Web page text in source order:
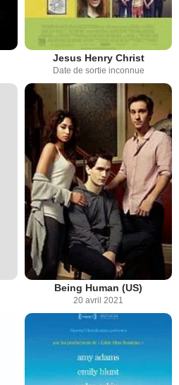
Jesus Henry Christ
Date de sortie inconnue
Being Human (US)
20 avril 2021